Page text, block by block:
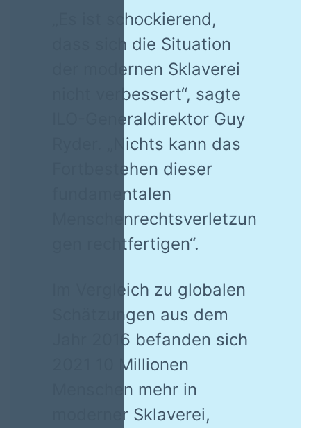
„Es ist schockierend,
dass sich die Situation
der modernen Sklaverei
nicht verbessert“, sagte
ILO-Generaldirektor Guy
Ryder. „Nichts kann das
Fortbestehen dieser
fundamentalen
Menschenrechtsverletzun
gen rechtfertigen“.
Im Vergleich zu globalen
Schätzungen aus dem
Jahr 2016 befanden sich
2021 10 Millionen
Menschen mehr in
moderner Sklaverei,